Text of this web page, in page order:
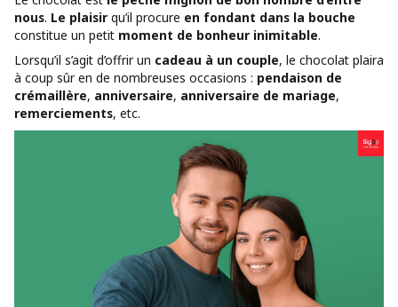
nous. Le plaisir qu’il procure en fondant dans la bouche
constitue un petit moment de bonheur inimitable.
Lorsqu’il s’agit d’offrir un cadeau à un couple, le chocolat plaira
à coup sûr en de nombreuses occasions : pendaison de
crémaillère, anniversaire, anniversaire de mariage,
remerciements, etc.